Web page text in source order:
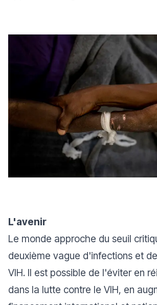
L'avenir
Le monde approche du seuil
deuxième vague d'infections et
VIH. Il est possible de l'éviter en
dans la lutte contre le VIH, en